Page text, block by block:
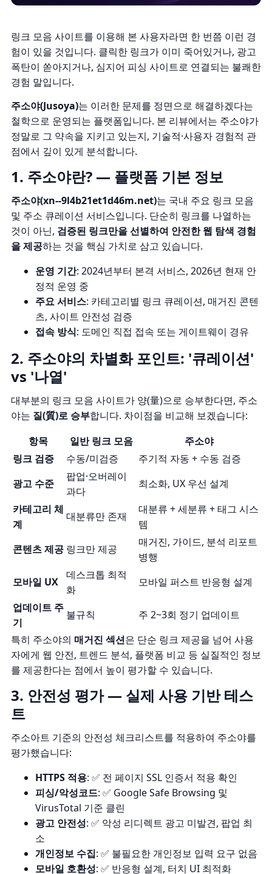
링크 모음 사이트를 이용해 본 사용자라면 한 번쯤 이런 경
험이 있을 것입니다. 클릭한 링크가 이미 죽어있거나, 광고
폭탄이 쏟아지거나, 심지어 피싱 사이트로 연결되는 불쾌한
경험 말입니다.
주소야(Jusoya)는 이러한 문제를 정면으로 해결하겠다는
철학으로 운영되는 플랫폼입니다. 본 리뷰에서는 주소야가
정말로 그 약속을 지키고 있는지, 기술적·사용자 경험적 관
점에서 깊이 있게 분석합니다.
1. 주소야란? — 플랫폼 기본 정보
주소야(xn--9l4b21et1d46m.net)는 국내 주요 링크 모음
및 주소 큐레이션 서비스입니다. 단순히 링크를 나열하는
것이 아닌, 검증된 링크만을 선별하여 안전한 웹 탐색 경험
을 제공하는 것을 핵심 가치로 삼고 있습니다.
운영 기간: 2024년부터 본격 서비스, 2026년 현재 안
정적 운영 중
주요 서비스: 카테고리별 링크 큐레이션, 매거진 콘텐
츠, 사이트 안전성 검증
접속 방식: 도메인 직접 접속 또는 게이트웨이 경유
2. 주소야의 차별화 포인트: '큐레이션'
vs '나열'
대부분의 링크 모음 사이트가 양(量)으로 승부한다면, 주소
야는 질(質)로 승부합니다. 차이점을 비교해 보겠습니다:
항목
일반 링크 모음
주소야
링크 검증
수동/미검증
주기적 자동 + 수동 검증
광고 수준
팝업·오버레이
과다
최소화, UX 우선 설계
카테고리 체
계
대분류만 존재
대분류 + 세분류 + 태그 시스
템
콘텐츠 제공 링크만 제공
매거진, 가이드, 분석 리포트
병행
모바일 UX
데스크톱 최적
화
모바일 퍼스트 반응형 설계
업데이트 주
기
불규칙
주 2~3회 정기 업데이트
특히 주소야의 매거진 섹션은 단순 링크 제공을 넘어 사용
자에게 웹 안전, 트렌드 분석, 플랫폼 비교 등 실질적인 정보
를 제공한다는 점에서 높이 평가할 수 있습니다.
3. 안전성 평가 — 실제 사용 기반 테스
트
주소아트 기준의 안전성 체크리스트를 적용하여 주소야를
평가했습니다:
HTTPS 적용: ✅ 전 페이지 SSL 인증서 적용 확인
피싱/악성코드: ✅ Google Safe Browsing 및
VirusTotal 기준 클린
광고 안전성: ✅ 악성 리디렉트 광고 미발견, 팝업 최
소
개인정보 수집: ✅ 불필요한 개인정보 입력 요구 없음
모바일 호환성: ✅ 반응형 설계, 터치 UI 최적화